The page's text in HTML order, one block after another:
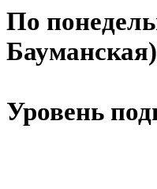
По
Бауманская)
Уровень